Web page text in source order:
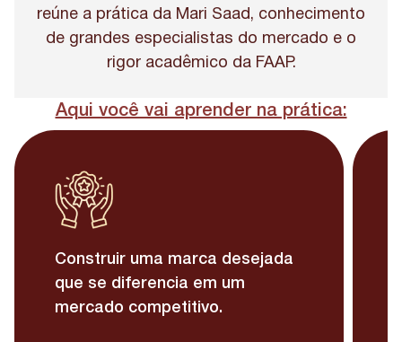
reúne a prática da Mari Saad, conhecimento
de grandes especialistas do mercado e o
rigor acadêmico da FAAP.
Aqui você vai aprender na prática:
Construir uma marca desejada
que se diferencia em um
mercado competitivo.